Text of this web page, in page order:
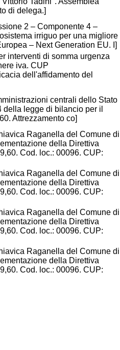
di delega.]
2 – Componente 4 –
irriguo per una migliore
– Next Generation EU. I]
interventi di somma urgenza
iva. CUP
dell'affidamento del
centrali dello Stato
della legge di bilancio per il
Attrezzamento co]
Raganella del Comune di
della Direttiva
Cod. loc.: 00096. CUP:
Raganella del Comune di
della Direttiva
Cod. loc.: 00096. CUP:
Raganella del Comune di
della Direttiva
Cod. loc.: 00096. CUP:
Raganella del Comune di
della Direttiva
Cod. loc.: 00096. CUP: